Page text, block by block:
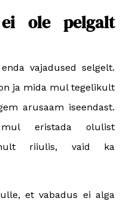
ei ole pelgalt
vajadused selgelt.
ja mida mul tegelikult
arusaam iseendast.
eristada olulist
riiulis, vaid ka
et vabadus ei alga